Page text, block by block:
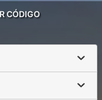
CÓDIGO